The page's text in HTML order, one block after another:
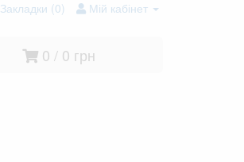
Закладки (0) Мій кабінет
0 / 0 грн